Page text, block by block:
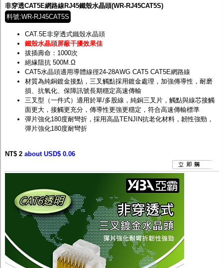
非穿透CAT5E網路線RJ45鐵殼水晶頭(WR-RJ45CAT5S)
料號:WR-RJ45CAT5S
CAT.5E非穿透式鐵殼水晶頭
鐵殼水晶頭屏蔽干擾效果佳
拔插壽命：1000次
絕緣阻抗 500M.Ω
CAT5水晶頭適用導體線徑24-28AWG CAT5 CAT5E網路線
材質為純銅鍍金接點，三叉觸點採用鍍金處理，加強傳導性，耐磨
損、抗氧化、保障訊號長期穩定高速傳輸
三叉型（一件式）適用於單/多股線，純銅三叉片，觸點與線芯接觸
面更大，接觸更充分，傳導性更強更穩定，符合高速傳輸標準
彈片強化180度耐彎折，採用高晶TENJIN抗老化材料，韌性強勁，
彈片強化180度耐彎折
NT$ 2 about USD$ 0.06